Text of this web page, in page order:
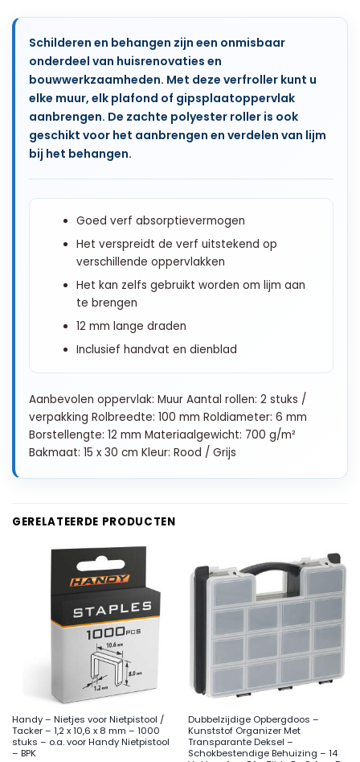
Schilderen en behangen zijn een onmisbaar
onderdeel van huisrenovaties en
bouwwerkzaamheden. Met deze verfroller kunt u
elke muur, elk plafond of gipsplaatoppervlak
aanbrengen. De zachte polyester roller is ook
geschikt voor het aanbrengen en verdelen van lijm
bij het behangen.
Goed verf absorptievermogen
Het verspreidt de verf uitstekend op
verschillende oppervlakken
Het kan zelfs gebruikt worden om lijm aan
te brengen
12 mm lange draden
Inclusief handvat en dienblad
Aanbevolen oppervlak: Muur Aantal rollen: 2 stuks /
verpakking Rolbreedte: 100 mm Roldiameter: 6 mm
Borstellengte: 12 mm Materiaalgewicht: 700 g/m²
Bakmaat: 15 x 30 cm Kleur: Rood / Grijs
GERELATEERDE PRODUCTEN
Handy – Nietjes voor Nietpistool /
Tacker – 1,2 x 10,6 x 8 mm – 1000
stuks – o.a. voor Handy Nietpistool
– BPK
Dubbelzijdige Opbergdoos –
Kunststof Organizer Met
Transparante Deksel –
Schokbestendige Behuizing – 14